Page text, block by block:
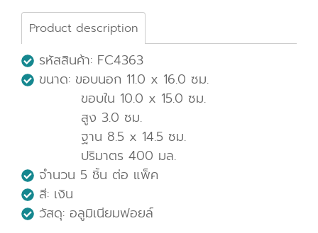
Product description
รหัสสินค้า: FC4363
ขนาด: ขอบนอก 11.0 x 16.0 ซม.
ขอบใน 10.0 x 15.0 ซม.
สูง 3.0 ซม.
ฐาน 8.5 x 14.5 ซม.
ปริมาตร 400 มล.
จำนวน 5 ชิ้น ต่อ แพ็ค
สี: เงิน
วัสดุ: อลูมิเนียมฟอยล์